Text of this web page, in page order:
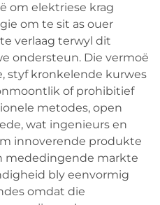
om elektriese krag
om te sit as ouer
verlaag terwyl dit
ondersteun. Die vermoë
styf kronkelende kurwes
of prohibitief
metodes, open
wat ingenieurs en
innoverende produkte
mededingende markte
bly eenvormig
omdat die